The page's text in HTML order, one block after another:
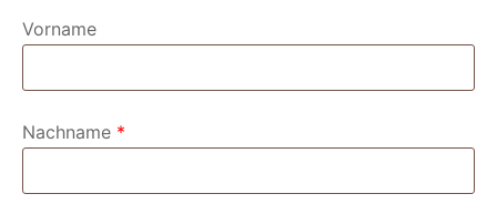
Vorname
Nachname *